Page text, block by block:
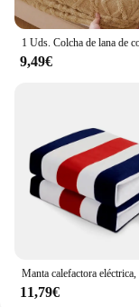
9,49€
11,79€